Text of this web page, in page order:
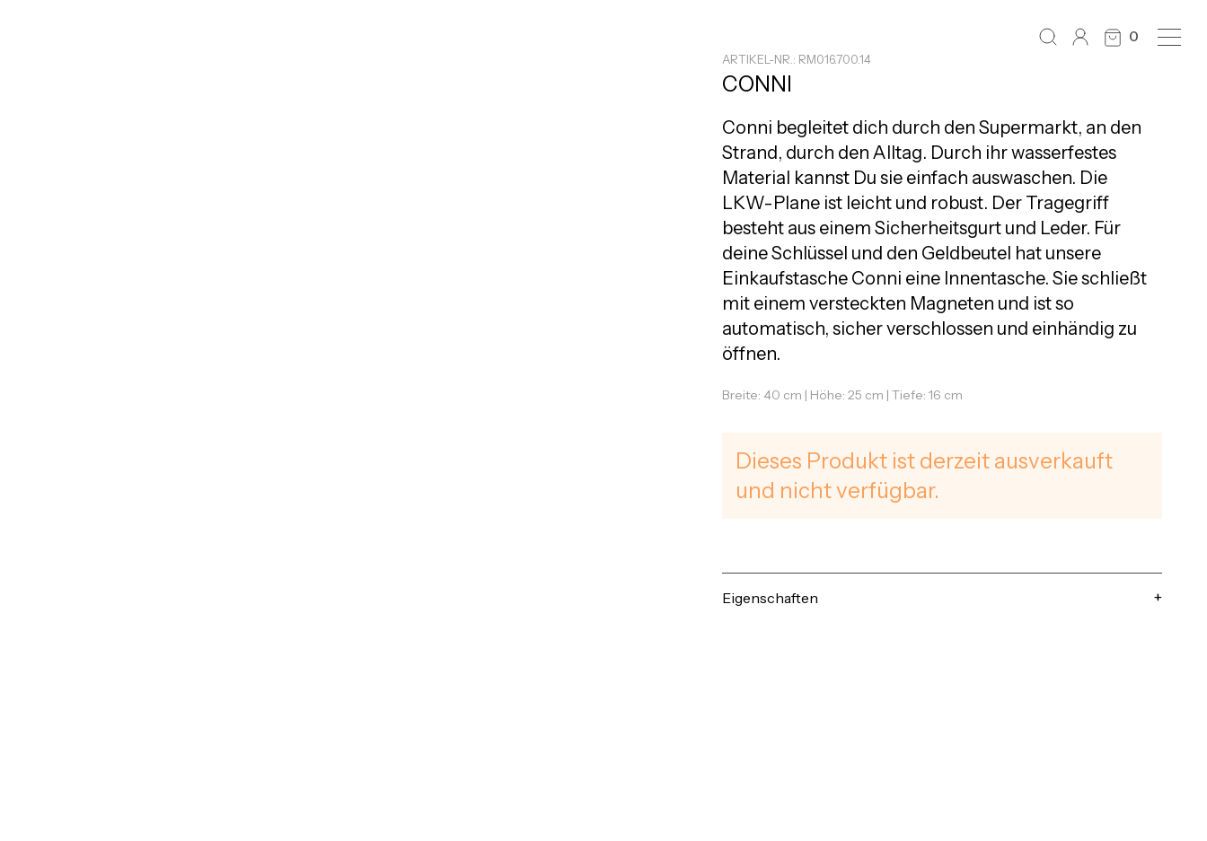
0
ARTIKEL-NR.: RM016.700.14
CONNI
Conni begleitet dich durch den Supermarkt, an den
Strand, durch den Alltag. Durch ihr wasserfestes
Material kannst Du sie einfach auswaschen. Die
LKW-Plane ist leicht und robust. Der Tragegriff
besteht aus einem Sicherheitsgurt und Leder. Für
deine Schlüssel und den Geldbeutel hat unsere
Einkaufstasche Conni eine Innentasche. Sie schließt
mit einem versteckten Magneten und ist so
automatisch, sicher verschlossen und einhändig zu
öffnen.
Breite: 40 cm | Höhe: 25 cm | Tiefe: 16 cm
Dieses Produkt ist derzeit ausverkauft
und nicht verfügbar.
Eigenschaften